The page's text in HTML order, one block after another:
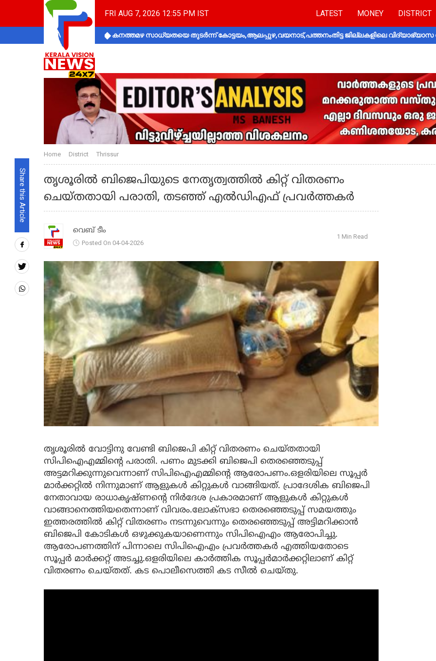
FRI AUG 7, 2026 12:55 PM IST LATEST MONEY DISTRICT
കനത്തമഴ സാധ്യതയെ തുടർന്ന് കോട്ടയം,ആലപ്പുഴ,വയനാട്,പത്തനംതിട്ട ജില്ലകളിലെ വിദ്യാഭ്യാസ
Share this Article
Home District Thrissur
തൃശൂരിൽ ബിജെപിയുടെ നേതൃത്വത്തിൽ കിറ്റ് വിതരണം
ചെയ്തതായി പരാതി, തടഞ്ഞ് എൽഡിഎഫ് പ്രവർത്തകർ
വെബ് ടീം
Posted On 04-04-2026
1 Min Read
തൃശൂരിൽ വോട്ടിനു വേണ്ടി ബിജെപി കിറ്റ് വിതരണം ചെയ്തതായി
സിപിഐഎമ്മിന്‍റെ പരാതി. പണം മുടക്കി ബിജെപി തെരഞ്ഞെടുപ്പ്
അട്ടമറിക്കുന്നുവെന്നാണ് സിപിഐഎമ്മിന്‍റെ ആരോപണം.ഒളരിയിലെ സൂപ്പർ
മാർക്കറ്റിൽ നിന്നുമാണ് ആളുകൾ കിറ്റുകൾ വാങ്ങിയത്. പ്രാദേശിക ബിജെപി
നേതാവായ രാധാകൃഷ്ണന്‍റെ നിർദേശ പ്രകാരമാണ് ആളുകൾ കിറ്റുകൾ
വാങ്ങാനെത്തിയതെന്നാണ് വിവരം.ലോക്സഭാ തെരഞ്ഞെടുപ്പ് സമ‍യത്തും
ഇത്തരത്തിൽ കിറ്റ് വിതരണം നടന്നുവെന്നും തെരഞ്ഞെടുപ്പ് അട്ടിമറിക്കാൻ
ബിജെപി കോടികൾ ഒഴുക്കുകയാണെന്നും സിപിഐഎം ആരോപിച്ചു.
ആരോപണത്തിന് പിന്നാലെ സിപിഐഎം പ്രവർത്തകർ‌ എത്തിയതോടെ
സൂപ്പർ മാർക്കറ്റ് അടച്ചു.ഒളരിയിലെ കാർത്തിക സൂപ്പർമാർക്കറ്റിലാണ് കിറ്റ്
വിതരണം ചെയ്തത്. കട പൊലീസെത്തി കട സീൽ ചെയ്തു.